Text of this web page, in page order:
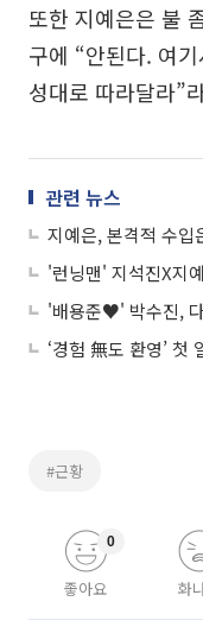
또한 지예은은 불
구에 “안된다. 여
성대로 따라달라”
관련 뉴스
‘경험 無도 환영’ 첫
#근황
좋아요
0
화